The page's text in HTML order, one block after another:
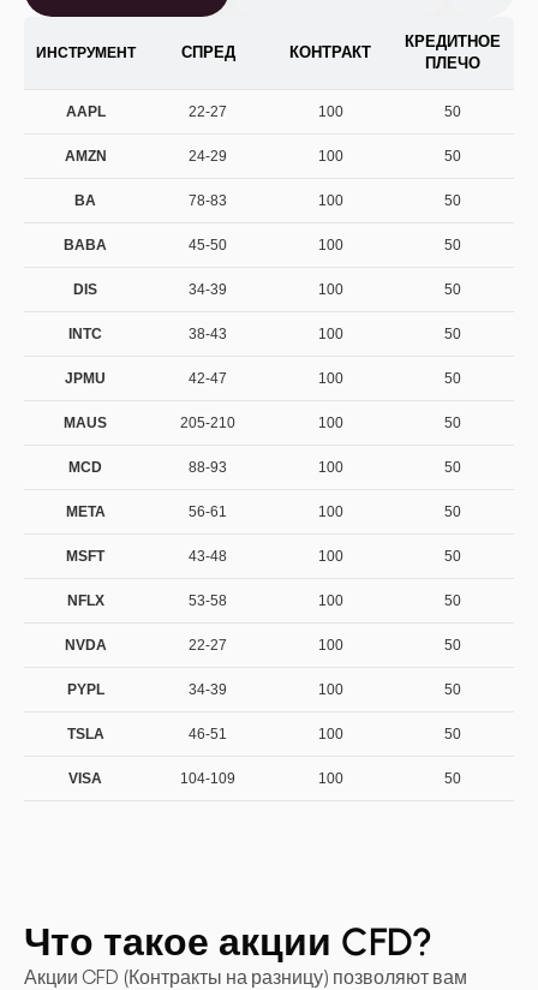
ИНСТРУМЕНТ СПРЕД КОНТРАКТ
КРЕДИТНОЕ
ПЛЕЧО
AAPL 22-27 100 50
AMZN 24-29 100 50
BA 78-83 100 50
BABA 45-50 100 50
DIS 34-39 100 50
INTC 38-43 100 50
JPMU 42-47 100 50
MAUS 205-210 100 50
MCD 88-93 100 50
META 56-61 100 50
MSFT 43-48 100 50
NFLX 53-58 100 50
NVDA 22-27 100 50
PYPL 34-39 100 50
TSLA 46-51 100 50
VISA 104-109 100 50
Что такое акции CFD?
Акции CFD (Контракты на разницу) позволяют вам